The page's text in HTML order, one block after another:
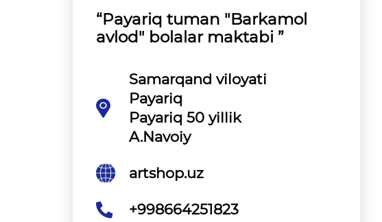
“Payariq tuman "Barkamol
avlod" bolalar maktabi ”
Samarqand viloyati
Payariq
Payariq 50 yillik
A.Navoiy
artshop.uz
+998664251823